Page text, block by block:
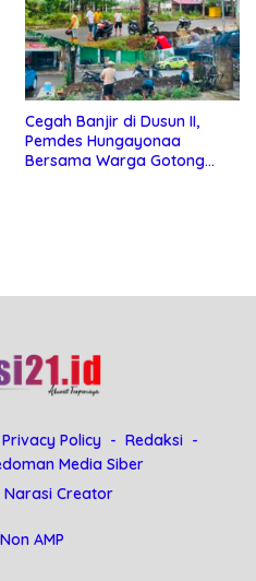
Cegah Banjir di Dusun II,
Pemdes Hungayonaa
Bersama Warga Gotong
Privacy Policy
Redaksi
Media Siber
Narasi Creator
AMP